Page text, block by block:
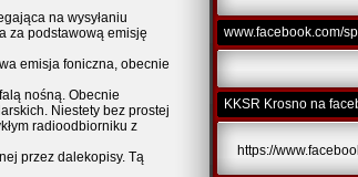
na wysyłaniu
za podstawową emisję
emisja foniczna, obecnie
nośną. Obecnie
Niestety bez prostej
radioodbiorniku z
przez dalekopisy. Tą
www.facebook.com/
KKSR Krosno na
https://